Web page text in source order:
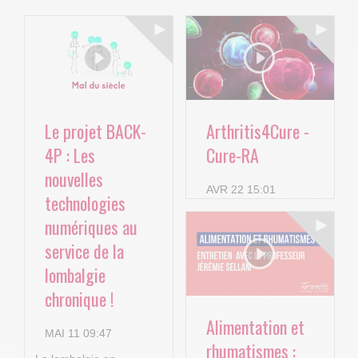
Le projet BACK-
4P : Les
nouvelles
technologies
numériques au
service de la
lombalgie
chronique !
MAI 11 09:47
Arthritis4Cure -
Cure-RA
AVR 22 15:01
Alimentation et
rhumatismes :